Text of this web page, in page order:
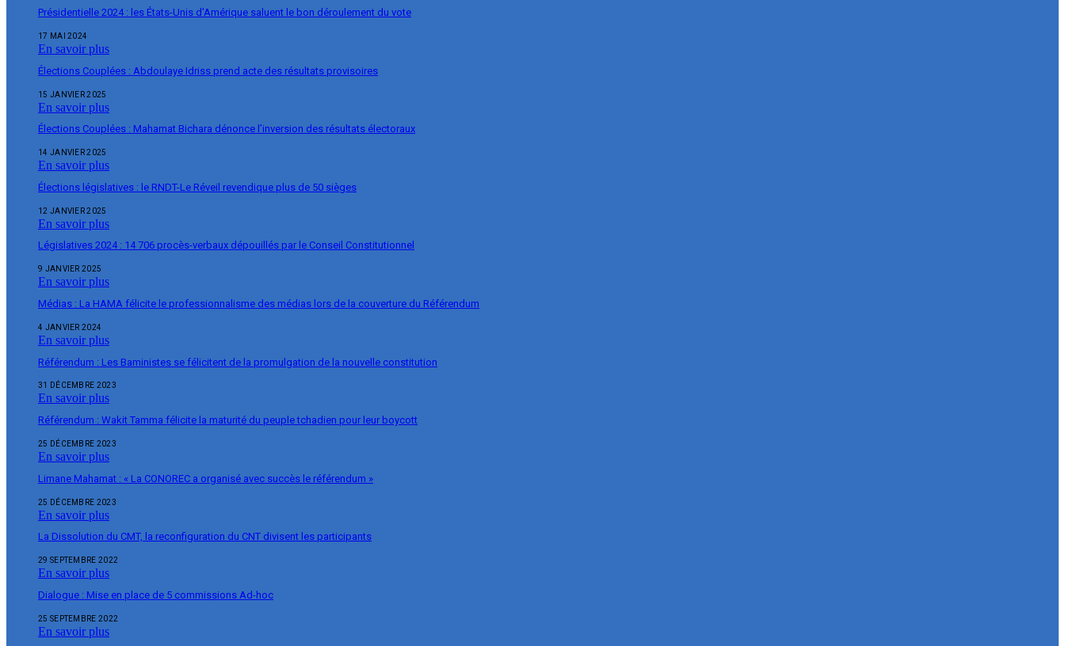
Présidentielle 2024 : les États-Unis d’Amérique saluent le bon déroulement du vote
17 MAI 2024
En savoir plus
Élections Couplées : Abdoulaye Idriss prend acte des résultats provisoires
15 JANVIER 2025
En savoir plus
Élections Couplées : Mahamat Bichara dénonce l’inversion des résultats électoraux
14 JANVIER 2025
En savoir plus
Élections législatives : le RNDT-Le Réveil revendique plus de 50 sièges
12 JANVIER 2025
En savoir plus
Législatives 2024 : 14 706 procès-verbaux dépouillés par le Conseil Constitutionnel
9 JANVIER 2025
En savoir plus
Médias : La HAMA félicite le professionnalisme des médias lors de la couverture du Référendum
4 JANVIER 2024
En savoir plus
Référendum : Les Baministes se félicitent de la promulgation de la nouvelle constitution
31 DÉCEMBRE 2023
En savoir plus
Référendum : Wakit Tamma félicite la maturité du peuple tchadien pour leur boycott
25 DÉCEMBRE 2023
En savoir plus
Limane Mahamat : « La CONOREC a organisé avec succès le référendum »
25 DÉCEMBRE 2023
En savoir plus
La Dissolution du CMT, la reconfiguration du CNT divisent les participants
29 SEPTEMBRE 2022
En savoir plus
Dialogue : Mise en place de 5 commissions Ad-hoc
25 SEPTEMBRE 2022
En savoir plus